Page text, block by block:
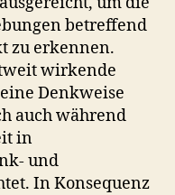
betreffend
zu erkennen.
wirkende
Denkweise
auch während
in
und
In Konsequenz